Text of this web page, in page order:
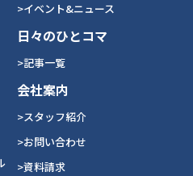
>イベント&ニュース
日々のひとコマ
>記事一覧
会社案内
>スタッフ紹介
>お問い合わせ
>資料請求